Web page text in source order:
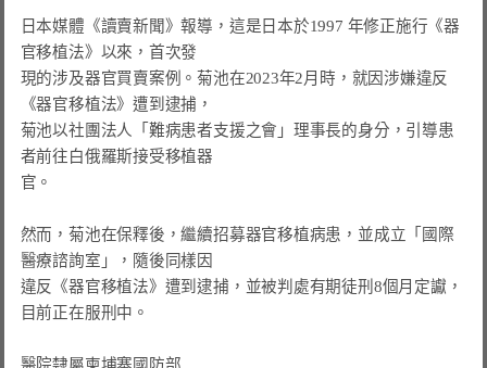
日本媒體《讀賣新聞》報導，這是日本於1997 年修正施行《器
官移植法》以來，首次發
現的涉及器官買賣案例。菊池在2023年2月時，就因涉嫌違反
《器官移植法》遭到逮捕，
菊池以社團法人「難病患者支援之會」理事長的身分，引導患
者前往白俄羅斯接受移植器
官。
然而，菊池在保釋後，繼續招募器官移植病患，並成立「國際
醫療諮詢室」，隨後同樣因
違反《器官移植法》遭到逮捕，並被判處有期徒刑8個月定讞，
目前正在服刑中。